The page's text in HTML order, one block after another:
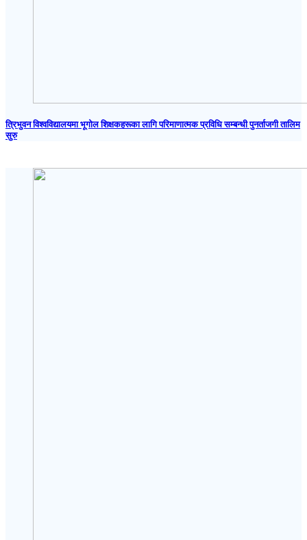
त्रिभुवन विश्वविद्यालयमा भूगोल शिक्षकहरूका लागि परिमाणात्मक प्रविधि सम्बन्धी पुनर्ताजगी तालिम
सुरु